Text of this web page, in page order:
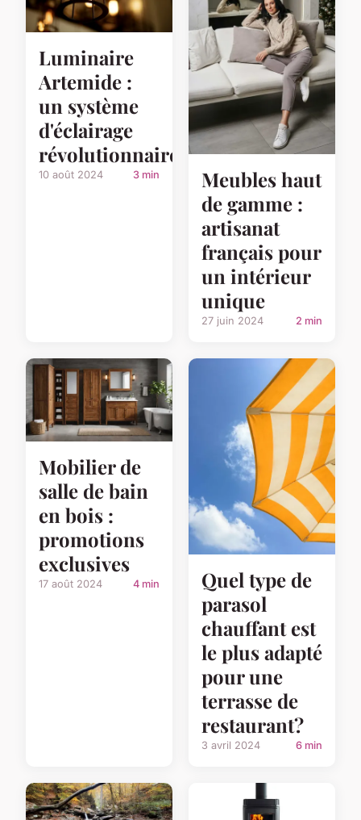
Luminaire
Artemide :
un système
d'éclairage
révolutionnaire
10 août 2024 3 min
Meubles haut
de gamme :
artisanat
français pour
un intérieur
unique
27 juin 2024 2 min
Mobilier de
salle de bain
en bois :
promotions
exclusives
17 août 2024 4 min
Quel type de
parasol
chauffant est
le plus adapté
pour une
terrasse de
restaurant?
3 avril 2024 6 min